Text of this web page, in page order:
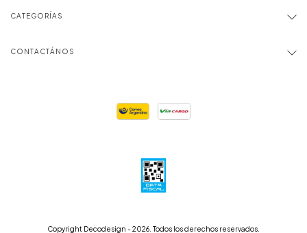
CATEGORÍAS
CONTACTÁNOS
Copyright Decodesign - 2026. Todos los derechos reservados.